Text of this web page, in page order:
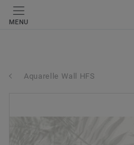
MENU
Aquarelle Wall HFS